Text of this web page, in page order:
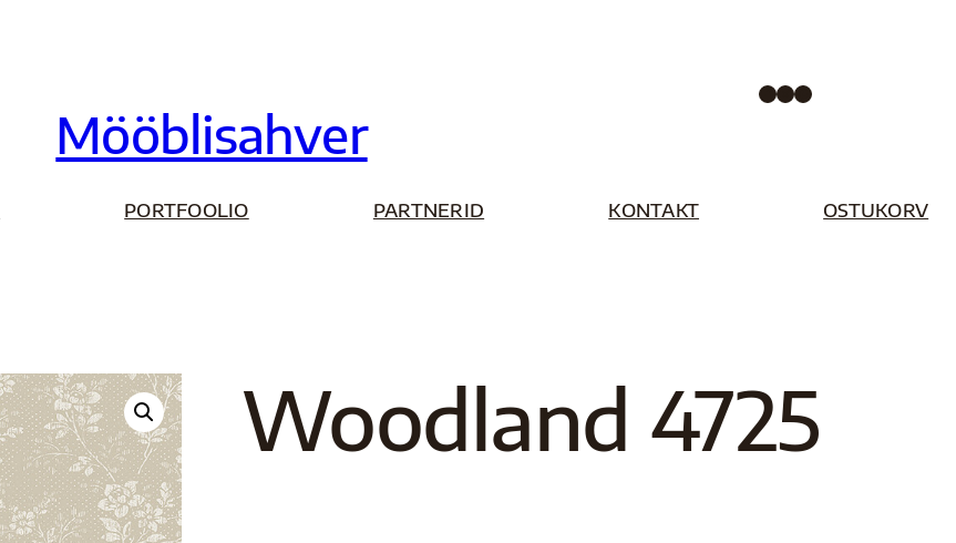
Mööblisahver
Facebook InstagramPinterest
PORTFOOLIO PARTNERID KONTAKT OSTUKORV
Woodland 4725